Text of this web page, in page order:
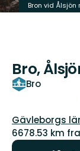
Bron vid
Bro,
Bro
Fylke:
Gävleborgs
6678.53 km